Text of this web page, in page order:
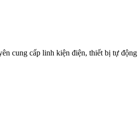
cung cấp linh kiện điện, thiết bị tự động